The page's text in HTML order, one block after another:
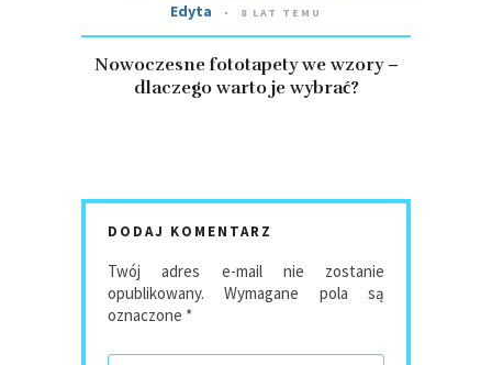
Edyta 8 LAT TEMU
Nowoczesne fototapety we wzory –
dlaczego warto je wybrać?
DODAJ KOMENTARZ
Twój adres e-mail nie zostanie
opublikowany.
Wymagane pola są
oznaczone *